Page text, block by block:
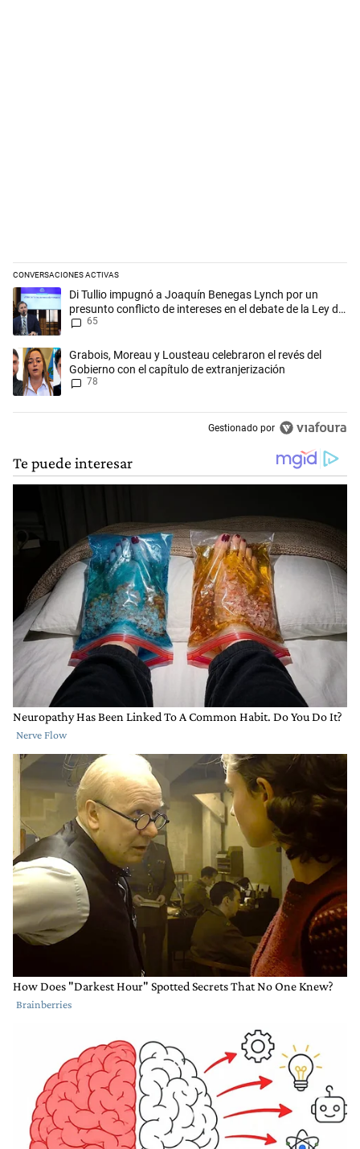
CONVERSACIONES ACTIVAS
Este listado muestra los artículos con más comentarios en los
Un artículo de tendencia con el título "Di Tullio impugnó a Joaquín
Di Tullio impugnó a Joaquín Benegas Lynch por un
presunto conflicto de intereses en el debate de la Ley de
Tierras
65
Un artículo de tendencia con el título "Grabois, Moreau y Lousteau
Grabois, Moreau y Lousteau celebraron el revés del
Gobierno con el capítulo de extranjerización
78
Gestionado por